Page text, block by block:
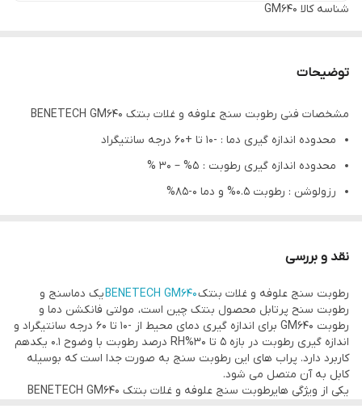
شناسه کالا GM640
توضیحات
مشخصات فنی رطوبت سنج علوفه و غلات بنتک BENETECH GM640
محدوده اندازه گیری دما : -10 تا +60 درجه سانتیگراد
محدوده اندازه گیری رطوبت : 5% – 30 %
رزولوشن : رطوبت 0.5% و دما 0-85%
تست دمای مواد غذایی
تنظیم استاندارد رطوبت غلات و نقطه حداکثری رطوبت
کنترل نور پس زمینه نمایشگر
واحدهای دمایی سانتیگراد و فارنهایت
عملکرد نگهدارنده باطری
خاموش شدن خودکار ، بعد از 5 دقیقه
نقد و بررسی
رطوبت سنج علوفه و غلات بنتکBENETECH GM640یک دماسنج و
رطوبت سنح پرتابل محصول بنتک چین است، مولتی فانکشن دما و
رطوبت GM640 برای اندازه گیری دمای محیط از -10 تا 60 درجه سانتیگراد و
اندازه گیری رطوبت در بازه 5 تا 30%RH درصد رطوبت با وضوح 0.1 یکدهم
کاربرد دارد. پراب های این رطوبت سنج به صورت جدا است که بوسیله
کابل به آن متصل می شود.
یکی از ویژگی هایرطوبت سنج علوفه و غلات بنتک BENETECH GM640